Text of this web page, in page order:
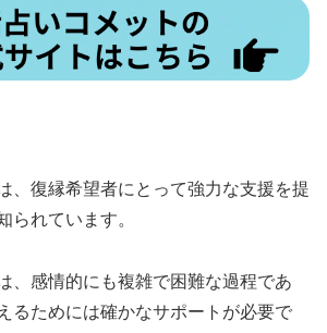
、復縁希望者にとって強力な支援を提
られています。
、感情的にも複雑で困難な過程であ
るためには確かなサポートが必要で